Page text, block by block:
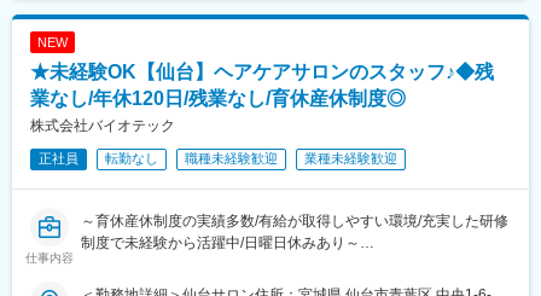
・ご家族との情報共有／次回訪問日の調整
・診療後の片付けや物品補充
・9:00 出勤・朝礼
必要な医療物品を準備
・訪問診療へ出発
・診療サポート
NEW
★未経験OK【仙台】ヘアケアサロンのスタッフ♪◆残
業なし/年休120日/残業なし/育休産休制度◎
株式会社バイオテック
正社員 転勤なし 職種未経験歓迎 業種未経験歓迎
仕事内容
～育休産休制度の実績多数/有給が取得しやすい環境/充実した研修
制度で未経験から活躍中/日曜日休みあり～
◎未経験からの方が多く周囲に相談がしやすい環境です